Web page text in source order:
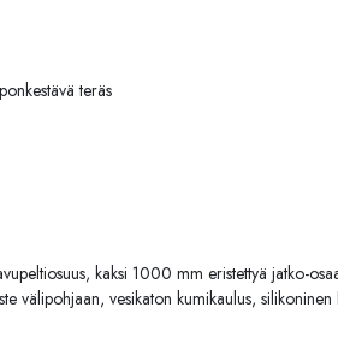
teräs
kaksi 1000 mm eristettyä jatko-
välipohjaan, vesikaton kumikaulus,